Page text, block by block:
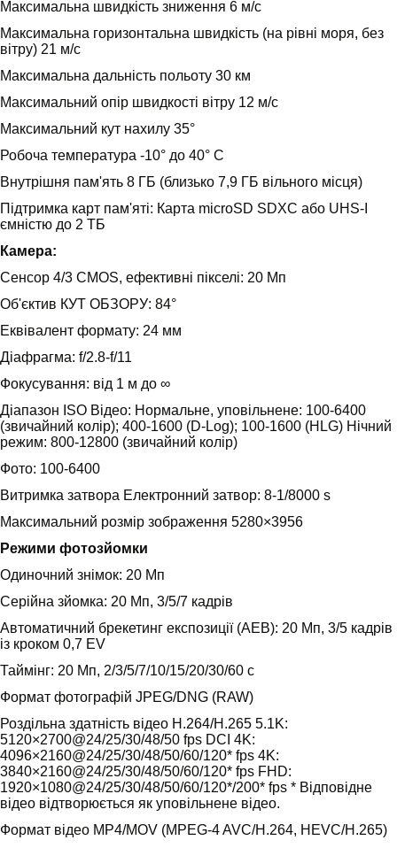
Максимальна швидкість зниження 6 м/с
Максимальна горизонтальна швидкість (на рівні моря, без
вітру) 21 м/с
Максимальна дальність польоту 30 км
Максимальний опір швидкості вітру 12 м/с
Максимальний кут нахилу 35°
Робоча температура -10° до 40° C
Внутрішня пам'ять 8 ГБ (близько 7,9 ГБ вільного місця)
Підтримка карт пам'яті: Карта microSD SDXC або UHS-I
ємністю до 2 ТБ
Камера:
Сенсор 4/3 CMOS, ефективні пікселі: 20 Мп
Об'єктив КУТ ОБЗОРУ: 84°
Еквівалент формату: 24 мм
Діафрагма: f/2.8-f/11
Фокусування: від 1 м до ∞
Діапазон ISO Відео: Нормальне, уповільнене: 100-6400
(звичайний колір); 400-1600 (D-Log); 100-1600 (HLG) Нічний
режим: 800-12800 (звичайний колір)
Фото: 100-6400
Витримка затвора Електронний затвор: 8-1/8000 s
Максимальний розмір зображення 5280×3956
Режими фотозйомки
Одиночний знімок: 20 Мп
Серійна зйомка: 20 Мп, 3/5/7 кадрів
Автоматичний брекетинг експозиції (AEB): 20 Мп, 3/5 кадрів
із кроком 0,7 EV
Таймінг: 20 Мп, 2/3/5/7/10/15/20/30/60 с
Формат фотографій JPEG/DNG (RAW)
Роздільна здатність відео H.264/H.265 5.1K:
5120×2700@24/25/30/48/50 fps DCI 4K:
4096×2160@24/25/30/48/50/60/120* fps 4K:
3840×2160@24/25/30/48/50/60/120* fps FHD:
1920×1080@24/25/30/48/50/60/120*/200* fps * Відповідне
відео відтворюється як уповільнене відео.
Формат відео MP4/MOV (MPEG-4 AVC/H.264, HEVC/H.265)